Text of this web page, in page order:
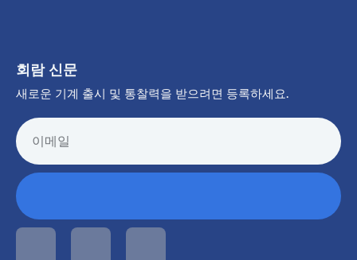
회람 신문
새로운 기계 출시 및 통찰력을 받으려면 등록하세요.